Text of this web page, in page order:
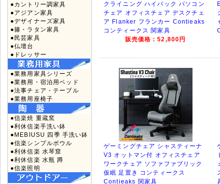
●カントリー調家具
●アジアン家具
●デザイナーズ家具
●籐・ラタン家具
●民芸家具
●仏壇台
●ドレッサー
●業務用家具シリーズ
●業務用・宿泊用ベッド
●法事チェア・テーブル
●業務用座椅子
●信楽焼 重蔵窯
●利休信楽手洗い鉢
●MEBIUSU 四季 手洗い鉢
●信楽シンプルボウル
●利休信楽 水琴窟
●利休信楽 水瓶 蹲
●信楽照明
クライニング ハイバック パソコン
チェア オフィスチェア デスクチェ
ア Flanker フランカー Contieaks
コンティークス 関家具
販売価格：52,800円
ゲーミングチェア シャスティーナ
V3 オットマン付 オフィスチェア
ワークチェア ソファファブリック
仮眠 足置き コンティークス
Contieaks 関家具